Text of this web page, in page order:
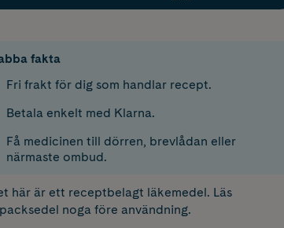
fakta
Fri frakt för dig som handlar recept.
Betala enkelt med Klarna.
Få medicinen till dörren, brevlådan eller
närmaste ombud.
här är ett receptbelagt läkemedel. Läs
noga före användning.